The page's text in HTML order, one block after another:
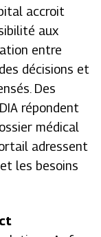
accroit
aux
entre
décisions et
Des
répondent
médical
adressent
les besoins